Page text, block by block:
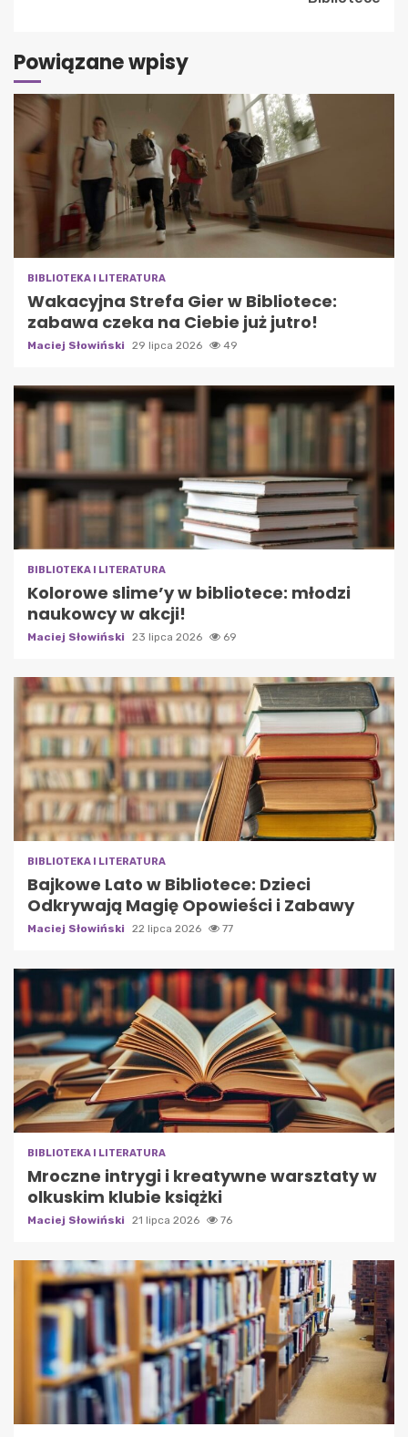
Powiązane wpisy
BIBLIOTEKA I LITERATURA
Wakacyjna Strefa Gier w Bibliotece:
zabawa czeka na Ciebie już jutro!
Maciej Słowiński 29 lipca 2026 49
BIBLIOTEKA I LITERATURA
Kolorowe slime’y w bibliotece: młodzi
naukowcy w akcji!
Maciej Słowiński 23 lipca 2026 69
BIBLIOTEKA I LITERATURA
Bajkowe Lato w Bibliotece: Dzieci
Odkrywają Magię Opowieści i Zabawy
Maciej Słowiński 22 lipca 2026 77
BIBLIOTEKA I LITERATURA
Mroczne intrygi i kreatywne warsztaty w
olkuskim klubie książki
Maciej Słowiński 21 lipca 2026 76